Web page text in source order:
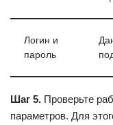
Логин и
пароль
Шаг 5. Проверьте
параметров. Для